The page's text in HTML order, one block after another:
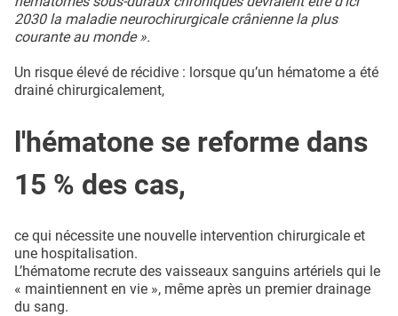
2030 la maladie neurochirurgicale crânienne la plus
courante au monde ».
Un risque élevé de récidive : lorsque qu’un hématome a été
drainé chirurgicalement,
l'hématone se reforme dans
15 % des cas,
ce qui nécessite une nouvelle intervention chirurgicale et
une hospitalisation.
L’hématome recrute des vaisseaux sanguins artériels qui le
« maintiennent en vie », même après un premier drainage
du sang.